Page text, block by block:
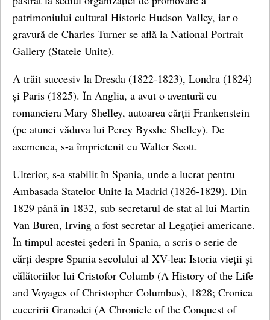
patrimoniului cultural Historic Hudson Valley, iar o
gravură de Charles Turner se află la National Portrait
Gallery (Statele Unite).
A trăit succesiv la Dresda (1822-1823), Londra (1824)
și Paris (1825). În Anglia, a avut o aventură cu
romanciera Mary Shelley, autoarea cărții Frankenstein
(pe atunci văduva lui Percy Bysshe Shelley). De
asemenea, s-a împrietenit cu Walter Scott.
Ulterior, s-a stabilit în Spania, unde a lucrat pentru
Ambasada Statelor Unite la Madrid (1826-1829). Din
1829 până în 1832, sub secretarul de stat al lui Martin
Van Buren, Irving a fost secretar al Legației americane.
În timpul acestei șederi în Spania, a scris o serie de
cărți despre Spania secolului al XV-lea: Istoria vieții și
călătoriilor lui Cristofor Columb (A History of the Life
and Voyages of Christopher Columbus), 1828; Cronica
cuceririi Granadei (A Chronicle of the Conquest of